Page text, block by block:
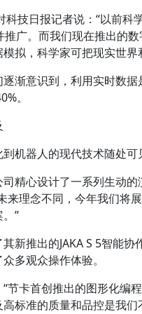
科技日报记者说：“以前
广。而我们现在推出的
拟，科学家可把现实世界
渐意识到，利用实时数
。
机器人的现代技术随处可
精心设计了一系列生动
来理念不同，今年我们将
”
新推出的JAKA S 5智能
多观众操作体验。
节卡首创推出的图形化编
标准的质量和品控是我